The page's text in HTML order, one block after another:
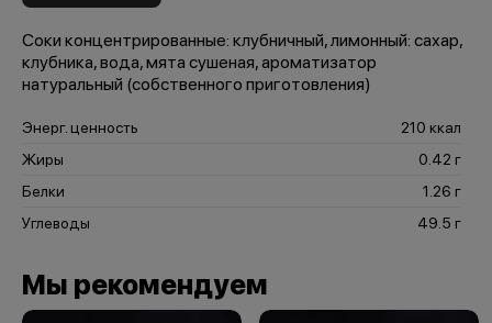
Соки концентрированные: клубничный, лимонный: сахар,
клубника, вода, мята сушеная, ароматизатор
натуральный (собственного приготовления)
Энерг. ценность
210 ккал
Жиры
0.42 г
Белки
1.26 г
Углеводы
49.5 г
Мы рекомендуем